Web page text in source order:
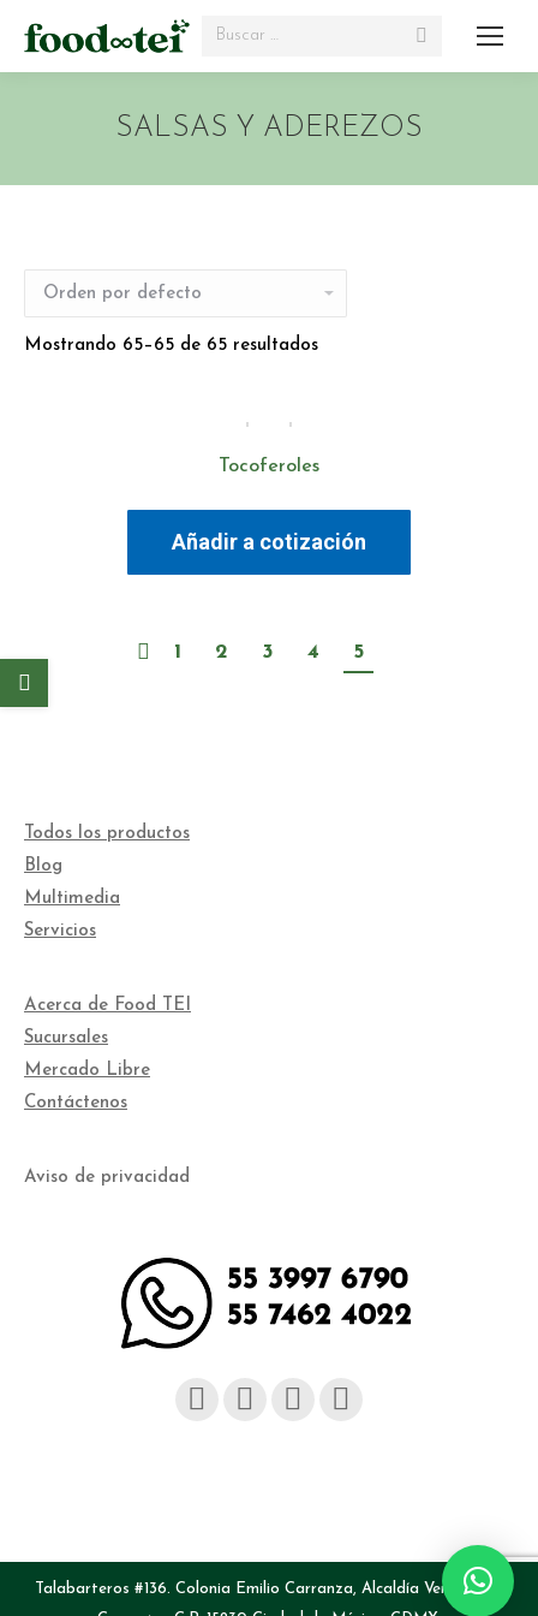
Search:
SALSAS Y ADEREZOS
Mostrando 65–65 de 65 resultados
Tocoferoles
Añadir a cotización
1 2 3 4 5
Todos los productos
Blog
Multimedia
Servicios
Acerca de Food TEI
Sucursales
Mercado Libre
Contáctenos
Aviso de privacidad
Facebook
in
new
Instagram
in
new
YouTube
in
new
in
new
Talabarteros #136. Colonia Emilio Carranza, Alcaldía Venustiano